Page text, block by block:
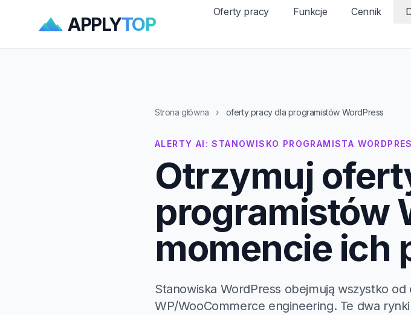
APPLYTOP
Oferty pracy Funkcje Cennik
Strona główna › oferty pracy dla programistów WordPress
ALERTY AI: STANOWISKO PROGRAMISTA
Otrzymuj
programistów
momencie ich
Stanowiska WordPress obejmują wszystko
WP/WooCommerce engineering. Te dwa